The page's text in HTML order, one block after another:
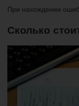
При нахождении
Сколько